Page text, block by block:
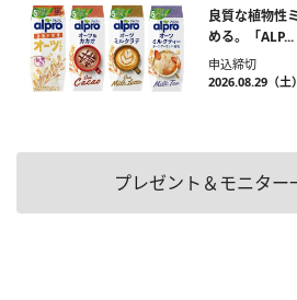
良質な植物性
める。「ALP...
申込締切
2026.08.29（土
プレゼント＆モニター